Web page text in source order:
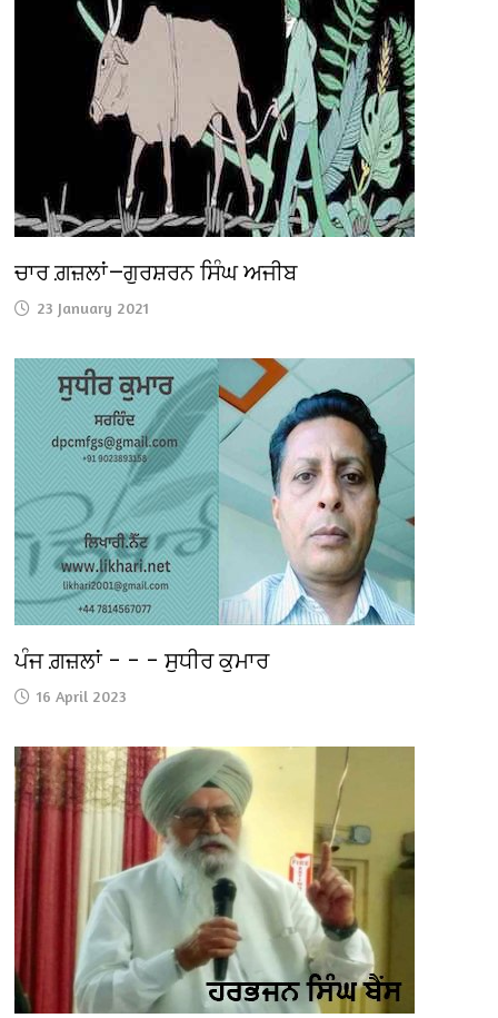
ਚਾਰ ਗ਼ਜ਼ਲਾਂ—ਗੁਰਸ਼ਰਨ ਸਿੰਘ ਅਜੀਬ
23 January 2021
ਪੰਜ ਗ਼ਜ਼ਲਾਂ – – – ਸੁਧੀਰ ਕੁਮਾਰ
16 April 2023